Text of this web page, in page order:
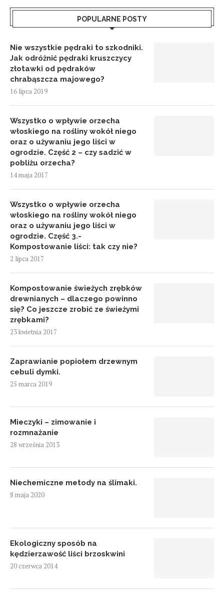
POPULARNE POSTY
Nie wszystkie pędraki to szkodniki.
Jak odróżnić pędraki kruszczycy
złotawki od pędraków
chrabąszcza majowego?
16 lipca 2019
Wszystko o wpływie orzecha
włoskiego na rośliny wokół niego
oraz o używaniu jego liści w
ogrodzie. Część 2 – czy sadzić w
pobliżu orzecha?
14 maja 2017
Wszystko o wpływie orzecha
włoskiego na rośliny wokół niego
oraz o używaniu jego liści w
ogrodzie. Część 3.-
Kompostowanie liści: tak czy nie?
2 lipca 2017
Kompostowanie świeżych zrębków
drewnianych – dlaczego powinno
się? Co jeszcze zrobić ze świeżymi
zrębkami?
23 kwietnia 2017
Zaprawianie popiołem drzewnym
cebuli dymki.
25 marca 2019
Mieczyki – zimowanie i
rozmnażanie
28 września 2013
Niechemiczne metody na ślimaki.
8 maja 2020
Ekologiczny sposób na
kędzierzawość liści brzoskwini
20 czerwca 2014